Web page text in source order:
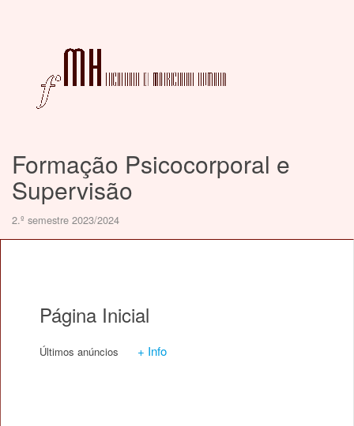
Formação Psicocorporal e
Supervisão
2.º semestre 2023/2024
Página Inicial
Últimos anúncios + Info